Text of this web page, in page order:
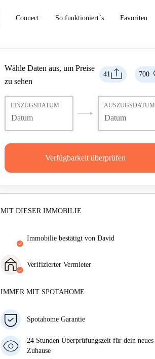
Connect So funktioniert´s Favoriten
41 700
Wähle Daten aus, um Preise
zu sehen
EINZUGSDATUM AUSZUGSDATUM
Verfügbarkeit überprüfen
MIT DIESER IMMOBILIE
Immobilie bestätigt von David
überprüft. So stellen wir sicher, dass du genau
bekommst, was im Inserat zu sehen ist.
Verifizierter Vermieter
Mehr über diesen Vermieter
IMMER MIT SPOTAHOME
Spotahome Garantie
Falls der Vermieter deine Buchung kurzfristig
storniert, werden wir dir entweder A) ein Hotel
24 Stunden Überprüfungszeit für dein neues
Zuhause